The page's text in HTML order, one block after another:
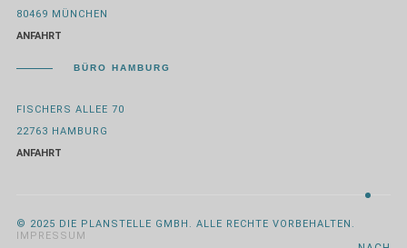
80469 MÜNCHEN
ANFAHRT
BÜRO HAMBURG
FISCHERS ALLEE 70
22763 HAMBURG
ANFAHRT
© 2025 DIE PLANSTELLE GMBH. ALLE RECHTE VORBEHALTEN.
IMPRESSUM